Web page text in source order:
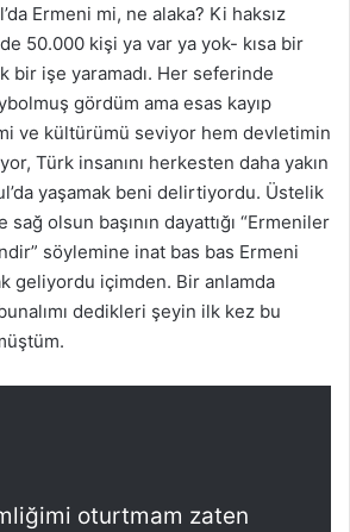
Ermeni mi, ne alaka? Ki haksız
50.000 kişi ya var ya yok- kısa bir
bir işe yaramadı. Her seferinde
gördüm ama esas kayıp
ve kültürümü seviyor hem devletimin
Türk insanını herkesten daha yakın
yaşamak beni delirtiyordu. Üstelik
olsun başının dayattığı “Ermeniler
söylemine inat bas bas Ermeni
geliyordu içimden. Bir anlamda
dedikleri şeyin ilk kez bu
oturtmam zaten